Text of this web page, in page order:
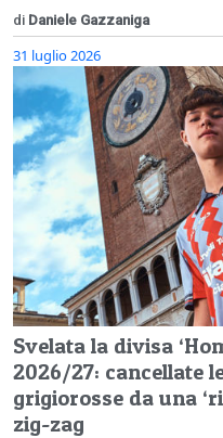
di Daniele Gazzaniga
31 luglio 2026
Svelata la divisa
2026/27: cancellate
grigiorosse da una
zig-zag